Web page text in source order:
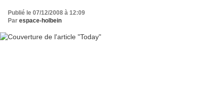
Publié le 07/12/2008 à 12:09
Par espace-holbein